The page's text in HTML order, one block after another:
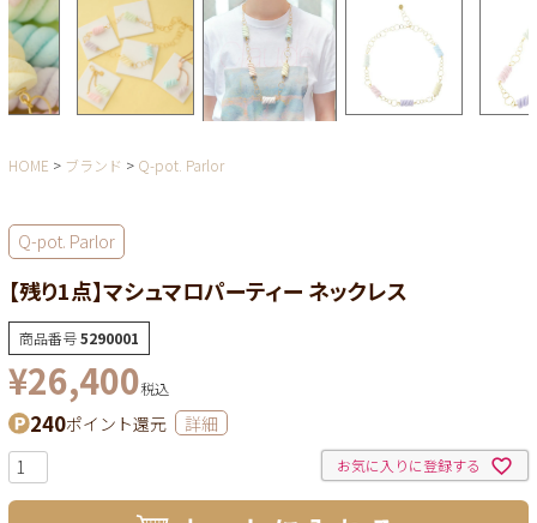
HOME ブランド Q-pot. Parlor
Q-pot. Parlor
【残り1点】マシュマロパーティー ネックレス
商品番号5290001
¥26,400税込
240ポイント還元 詳細
お気に入りに登録する